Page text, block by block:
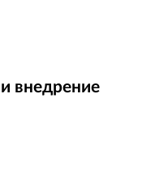
внедрение